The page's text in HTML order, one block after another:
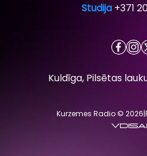
Studija +371
Kuldīga, Pilsētas
Kurzemes Radio © 2026|